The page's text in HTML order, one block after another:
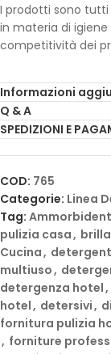
I prodotti sono
in materia di
competitività dei
Informazioni
Q & A
SPEDIZIONI E
COD: 765
Categorie: Linea
Tag:
pulizia casa,
Cucina,
multiuso,
detergenza hotel,
hotel, detersivi,
fornitura pulizia
, forniture